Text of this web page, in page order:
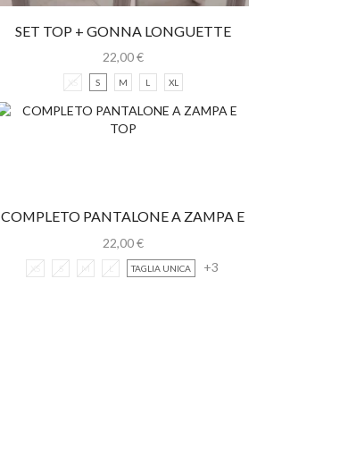
SET TOP + GONNA LONGUETTE
22,00€
XS S M L XL
COMPLETO PANTALONE A ZAMPA E
TOP
22,00€
XS S M L TAGLIA UNICA +3